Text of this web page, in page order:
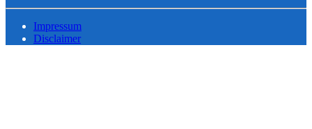
Impressum
Disclaimer